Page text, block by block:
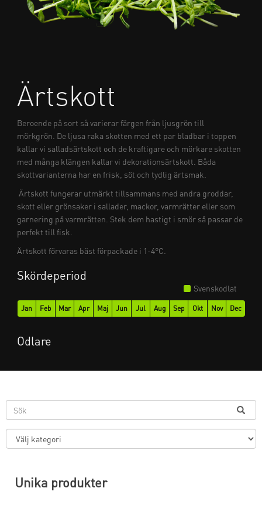
Ärtskott
Beroende på sort så varierar färgen från ljusgrön till
mörkgrön. De ljusa raka skotten med ett par bladbar i toppen
kallar vi salladsärtskott och de kraftigare och mörkare skotten
med många klängen kallar vi dekorationsärtskott. Båda
skottvarianterna har en frisk, söt och tydlig ärtsmak.
Ärtskott fungerar utmärkt tillsammans med andra groddar,
skott eller grönsaker i sallader, mackor, varmrätter eller som
garnering på varmrätten. Stek dem hastigt i smör så passar de
perfekt till fisk.
Ärtskott förvaras bäst förpackade i 1-4°C.
Skördeperiod
Svenskodlat
Jan Feb Mar Apr Maj Jun Jul Aug Sep Okt Nov Dec
Odlare
Unika produkter